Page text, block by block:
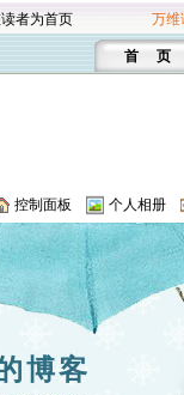
者为首页 万维
首 页
控制面板 个人相册
博客